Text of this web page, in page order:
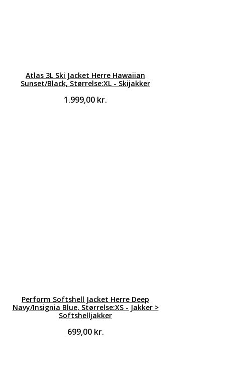
Atlas 3L Ski Jacket Herre Hawaiian
Sunset/Black, Størrelse:XL - Skijakker
1.999,00 kr.
Perform Softshell Jacket Herre Deep
Navy/Insignia Blue, Størrelse:XS - Jakker >
Softshelljakker
699,00 kr.